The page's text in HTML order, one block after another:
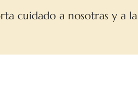
cuidado a nosotras y a